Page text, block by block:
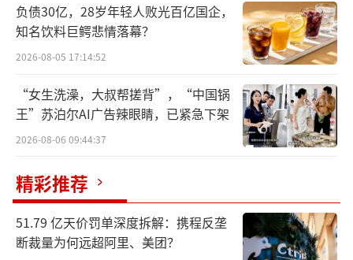
值得注意的是，马铃薯的深加工助力围场
马铃薯价值翻番。据了解，围场引进荷兰先进
马铃薯加工设备，全粉纯净度可达100%，自主
研发的沃土、大丰等系列品种有机薯、功能
薯，蛋白质、碳水化合物、维生素含量是普通
另外，围场是国家级畜牧业大县，牛羊数
量达百万只，其中肉牛46万头、肉羊54万只，
肉牛饲养量、存栏量在河北省占首位。
负债30亿，28岁年轻人败光百亿国企，
知名饮料巨鳄悲情落幕？
2026-08-05 17:14:52
“女生洗澡，大叔帮搓背”，“中国锅
王”苏泊尔AI广告辣眼睛，已紧急下架
2026-08-06 09:44:37
精彩推荐
51.79 亿天价罚单深度拆解：携程反垄
断裁量为何远超阿里、美团？